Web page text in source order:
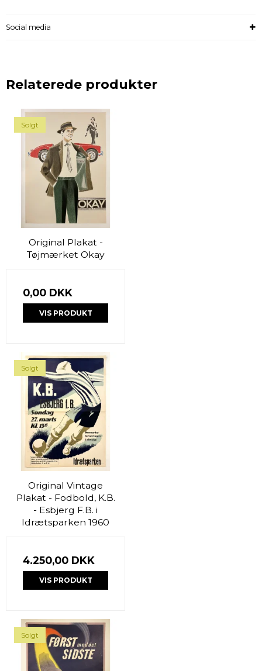
Social media
Relaterede produkter
Solgt
Original Plakat -
Tøjmærket Okay
0,00 DKK
VIS PRODUKT
Solgt
Original Vintage
Plakat - Fodbold, K.B.
- Esbjerg F.B. i
Idrætsparken 1960
4.250,00 DKK
VIS PRODUKT
Solgt